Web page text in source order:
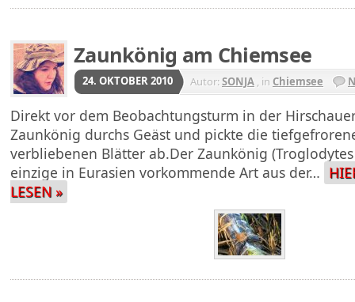
Zaunkönig am Chiemsee
24. OKTOBER 2010 Autor:SONJA , in Chiemsee
Direkt vor dem Beobachtungsturm in der
Zaunkönig durchs Geäst und pickte die
verbliebenen Blätter ab.Der Zaunkönig
einzige in Eurasien vorkommende Art aus der…
LESEN »